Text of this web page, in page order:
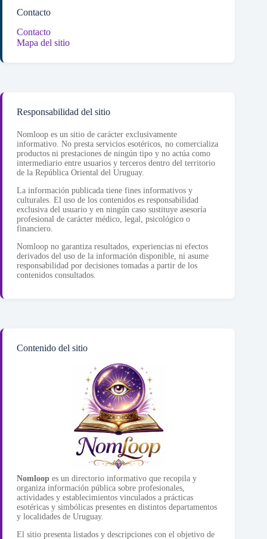
Contacto
Contacto
Mapa del sitio
Responsabilidad del sitio
Nomloop es un sitio de carácter exclusivamente
informativo. No presta servicios esotéricos, no comercializa
productos ni prestaciones de ningún tipo y no actúa como
intermediario entre usuarios y terceros dentro del territorio
de la República Oriental del Uruguay.
La información publicada tiene fines informativos y
culturales. El uso de los contenidos es responsabilidad
exclusiva del usuario y en ningún caso sustituye asesoría
profesional de carácter médico, legal, psicológico o
financiero.
Nomloop no garantiza resultados, experiencias ni efectos
derivados del uso de la información disponible, ni asume
responsabilidad por decisiones tomadas a partir de los
contenidos consultados.
Contenido del sitio
Nomloop es un directorio informativo que recopila y
organiza información pública sobre profesionales,
actividades y establecimientos vinculados a prácticas
esotéricas y simbólicas presentes en distintos departamentos
y localidades de Uruguay.
El sitio presenta listados y descripciones con el objetivo de